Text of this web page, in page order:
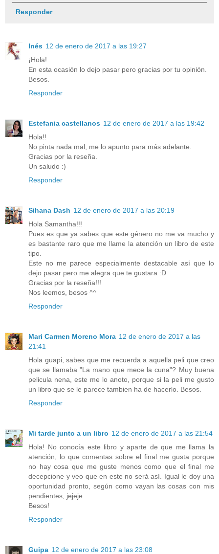
Responder
Inés 12 de enero de 2017 a las 19:27
¡Hola!
En esta ocasión lo dejo pasar pero gracias por tu opinión.
Besos.
Responder
Estefania castellanos 12 de enero de 2017 a las 19:42
Hola!!
No pinta nada mal, me lo apunto para más adelante.
Gracias por la reseña.
Un saludo :)
Responder
Sihana Dash 12 de enero de 2017 a las 20:19
Hola Samantha!!!
Pues es que ya sabes que este género no me va mucho y
es bastante raro que me llame la atención un libro de este
tipo.
Este no me parece especialmente destacable así que lo
dejo pasar pero me alegra que te gustara :D
Gracias por la reseña!!!
Nos leemos, besos ^^
Responder
Mari Carmen Moreno Mora 12 de enero de 2017 a las
21:41
Hola guapi, sabes que me recuerda a aquella peli que creo
que se llamaba "La mano que mece la cuna"? Muy buena
pelicula nena, este me lo anoto, porque si la peli me gusto
un libro que se le parece tambien ha de hacerlo. Besos.
Responder
Mi tarde junto a un libro 12 de enero de 2017 a las 21:54
Hola! No conocía este libro y aparte de que me llama la
atención, lo que comentas sobre el final me gusta porque
no hay cosa que me guste menos como que el final me
decepcione y veo que en este no será así. Igual le doy una
oportunidad pronto, según como vayan las cosas con mis
pendientes, jejeje.
Besos!
Responder
Guipa 12 de enero de 2017 a las 23:08